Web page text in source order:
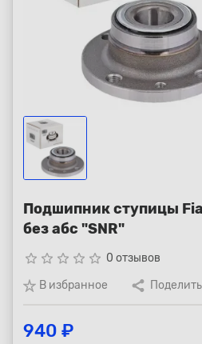
Оптовым и корпоративным клиентам
+7 (800) 250-15-01
Подшипник ступицы
без абс "SNR"
star_border star_border star_border star_border star_border 0 отзывов
В избранное
940 ₽